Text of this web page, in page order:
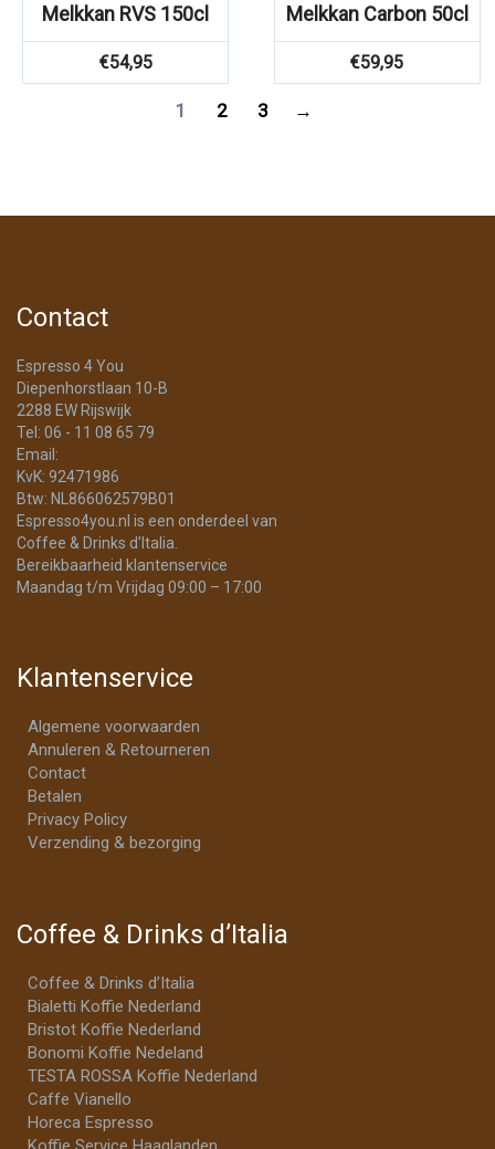
Melkkan RVS 150cl
€54,95
Melkkan Carbon 50cl
€59,95
1 2 3 →
Contact
Espresso 4 You
Diepenhorstlaan 10-B
2288 EW Rijswijk
Tel: 06 - 11 08 65 79
Email:
KvK: 92471986
Btw: NL866062579B01
Espresso4you.nl is een onderdeel van
Coffee & Drinks d’Italia.
Bereikbaarheid klantenservice
Maandag t/m Vrijdag 09:00 – 17:00
Klantenservice
Algemene voorwaarden
Annuleren & Retourneren
Contact
Betalen
Privacy Policy
Verzending & bezorging
Coffee & Drinks d’Italia
Coffee & Drinks d’Italia
Bialetti Koffie Nederland
Bristot Koffie Nederland
Bonomi Koffie Nedeland
TESTA ROSSA Koffie Nederland
Caffe Vianello
Horeca Espresso